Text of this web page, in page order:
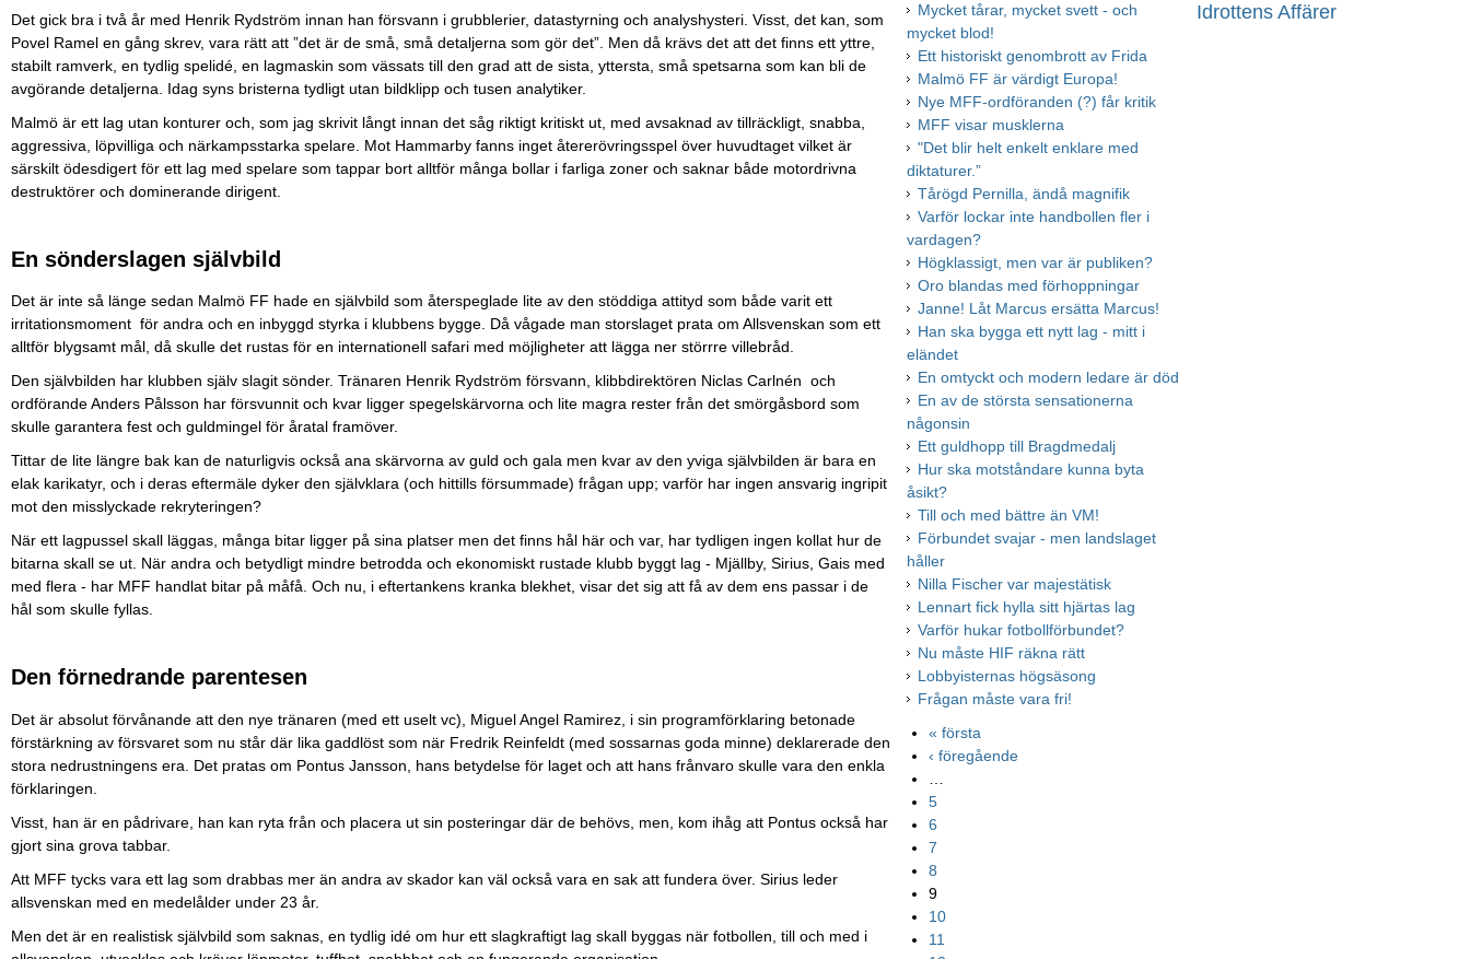
Det gick bra i två år med Henrik Rydström innan han försvann i grubblerier, datastyrning och analyshysteri. Visst, det kan, som
Povel Ramel en gång skrev, vara rätt att ”det är de små, små detaljerna som gör det”. Men då krävs det att det finns ett yttre,
stabilt ramverk, en tydlig spelidé, en lagmaskin som vässats till den grad att de sista, yttersta, små spetsarna som kan bli de
avgörande detaljerna. Idag syns bristerna tydligt utan bildklipp och tusen analytiker.
Malmö är ett lag utan konturer och, som jag skrivit långt innan det såg riktigt kritiskt ut, med avsaknad av tillräckligt, snabba,
aggressiva, löpvilliga och närkampsstarka spelare. Mot Hammarby fanns inget återerövringsspel över huvudtaget vilket är
särskilt ödesdigert för ett lag med spelare som tappar bort alltför många bollar i farliga zoner och saknar både motordrivna
destruktörer och dominerande dirigent.
En sönderslagen självbild
Det är inte så länge sedan Malmö FF hade en självbild som återspeglade lite av den stöddiga attityd som både varit ett
irritationsmoment för andra och en inbyggd styrka i klubbens bygge. Då vågade man storslaget prata om Allsvenskan som ett
alltför blygsamt mål, då skulle det rustas för en internationell safari med möjligheter att lägga ner störrre villebråd.
Den självbilden har klubben själv slagit sönder. Tränaren Henrik Rydström försvann, klibbdirektören Niclas Carlnén och
ordförande Anders Pålsson har försvunnit och kvar ligger spegelskärvorna och lite magra rester från det smörgåsbord som
skulle garantera fest och guldmingel för åratal framöver.
Tittar de lite längre bak kan de naturligvis också ana skärvorna av guld och gala men kvar av den yviga självbilden är bara en
elak karikatyr, och i deras eftermäle dyker den självklara (och hittills försummade) frågan upp; varför har ingen ansvarig ingripit
mot den misslyckade rekryteringen?
När ett lagpussel skall läggas, många bitar ligger på sina platser men det finns hål här och var, har tydligen ingen kollat hur de
bitarna skall se ut. När andra och betydligt mindre betrodda och ekonomiskt rustade klubb byggt lag - Mjällby, Sirius, Gais med
med flera - har MFF handlat bitar på måfå. Och nu, i eftertankens kranka blekhet, visar det sig att få av dem ens passar i de
hål som skulle fyllas.
Den förnedrande parentesen
Det är absolut förvånande att den nye tränaren (med ett uselt vc), Miguel Angel Ramirez, i sin programförklaring betonade
förstärkning av försvaret som nu står där lika gaddlöst som när Fredrik Reinfeldt (med sossarnas goda minne) deklarerade den
stora nedrustningens era. Det pratas om Pontus Jansson, hans betydelse för laget och att hans frånvaro skulle vara den enkla
förklaringen.
Visst, han är en pådrivare, han kan ryta från och placera ut sin posteringar där de behövs, men, kom ihåg att Pontus också har
gjort sina grova tabbar.
Att MFF tycks vara ett lag som drabbas mer än andra av skador kan väl också vara en sak att fundera över. Sirius leder
allsvenskan med en medelålder under 23 år.
Men det är en realistisk självbild som saknas, en tydlig idé om hur ett slagkraftigt lag skall byggas när fotbollen, till och med i
Idrottens Affärer
Mycket tårar, mycket svett - och
mycket blod!
Ett historiskt genombrott av Frida
Malmö FF är värdigt Europa!
Nye MFF-ordföranden (?) får kritik
MFF visar musklerna
"Det blir helt enkelt enklare med
diktaturer.”
Tårögd Pernilla, ändå magnifik
Varför lockar inte handbollen fler i
vardagen?
Högklassigt, men var är publiken?
Oro blandas med förhoppningar
Janne! Låt Marcus ersätta Marcus!
Han ska bygga ett nytt lag - mitt i
eländet
En omtyckt och modern ledare är död
En av de största sensationerna
någonsin
Ett guldhopp till Bragdmedalj
Hur ska motståndare kunna byta
åsikt?
Till och med bättre än VM!
Förbundet svajar - men landslaget
håller
Nilla Fischer var majestätisk
Lennart fick hylla sitt hjärtas lag
Varför hukar fotbollförbundet?
Nu måste HIF räkna rätt
Lobbyisternas högsäsong
Frågan måste vara fri!
« första
‹ föregående
…
5
6
7
8
9
10
11